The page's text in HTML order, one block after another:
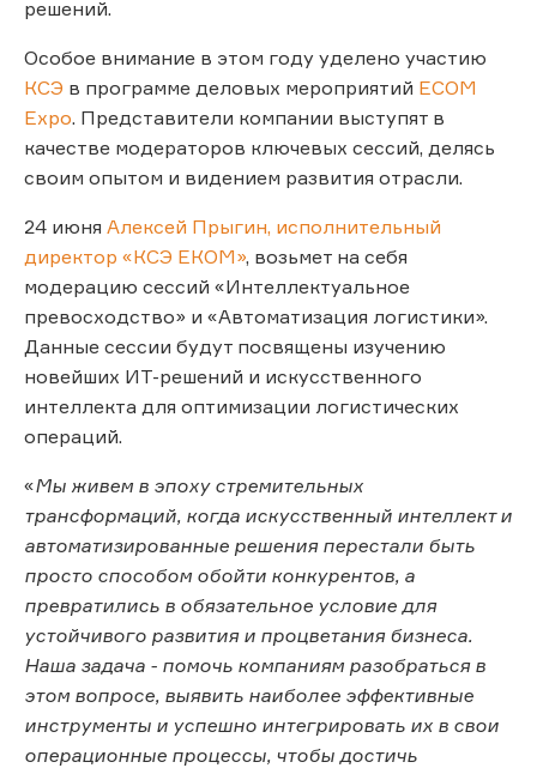
решений.
Особое внимание в этом году уделено участию
КСЭ в программе деловых мероприятий ECOM
Expo. Представители компании выступят в
качестве модераторов ключевых сессий, делясь
своим опытом и видением развития отрасли.
24 июня Алексей Прыгин, исполнительный
директор «КСЭ EКOM», возьмет на себя
модерацию сессий «Интеллектуальное
превосходство» и «Автоматизация логистики».
Данные сессии будут посвящены изучению
новейших ИТ-решений и искусственного
интеллекта для оптимизации логистических
операций.
«Мы живем в эпоху стремительных
трансформаций, когда искусственный интеллект и
автоматизированные решения перестали быть
просто способом обойти конкурентов, а
превратились в обязательное условие для
устойчивого развития и процветания бизнеса.
Наша задача - помочь компаниям разобраться в
этом вопросе, выявить наиболее эффективные
инструменты и успешно интегрировать их в свои
операционные процессы, чтобы достичь